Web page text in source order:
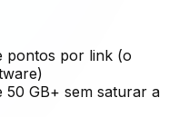
pontos por link (o
50 GB+ sem saturar a